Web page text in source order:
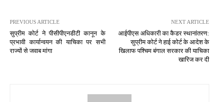
PREVIOUS ARTICLE
सुप्रीम कोर्ट ने पीसीपीएनडीटी कानून के
प्रभावी कार्यान्वयन की याचिका पर सभी
राज्यों से जवाब मांगा
NEXT ARTICLE
आईपीएस अधिकारी का कैडर स्थानांतरण:
सुप्रीम कोर्ट ने हाई कोर्ट के आदेश के
खिलाफ पश्चिम बंगाल सरकार की याचिका
खारिज कर दी